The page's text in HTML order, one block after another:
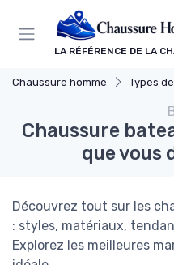
LA RÉFÉRENCE DE LA
Chaussure homme Types de
Chaussure
que vous
Découvrez tout sur les
: styles, matériaux,
Explorez les meilleures
Panneau de gestion des